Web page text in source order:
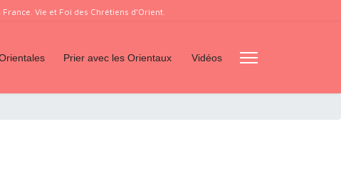
Vie et Foi des Chrétiens d’Orient.
Prier avec les Orientaux Vidéos